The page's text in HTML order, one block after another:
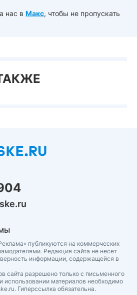
нас в Макс, чтобы не пропускать
публикуются на коммерческих
Редакция сайта не несет
информации, содержащейся в
сайта разрешено только с письменного
использовании материалов необходимо
Гиперссылка обязательна.